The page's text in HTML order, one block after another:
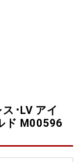
･LV アイ
ド M00596